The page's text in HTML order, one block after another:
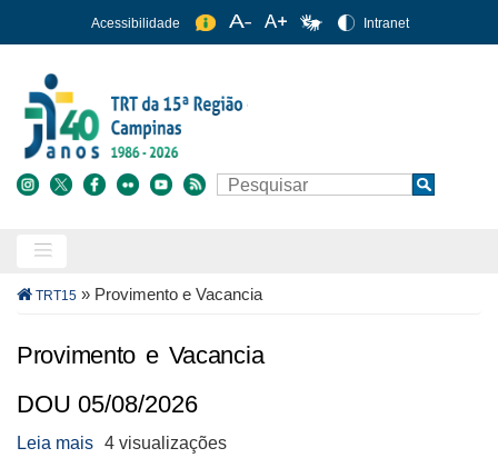
para
conteúdo
principal
Acessibilidade Intranet
Buscar Search
Trilha
navegação
TRT15 » Provimento e Vacancia
Provimento e Vacancia
DOU 05/08/2026
Leia mais sobre
4 visualizações